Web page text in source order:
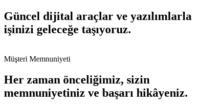
Güncel dijital araçlar ve yazılımlarla
işinizi geleceğe taşıyoruz.
Müşteri Memnuniyeti
Her zaman önceliğimiz, sizin
memnuniyetiniz ve başarı hikâyeniz.